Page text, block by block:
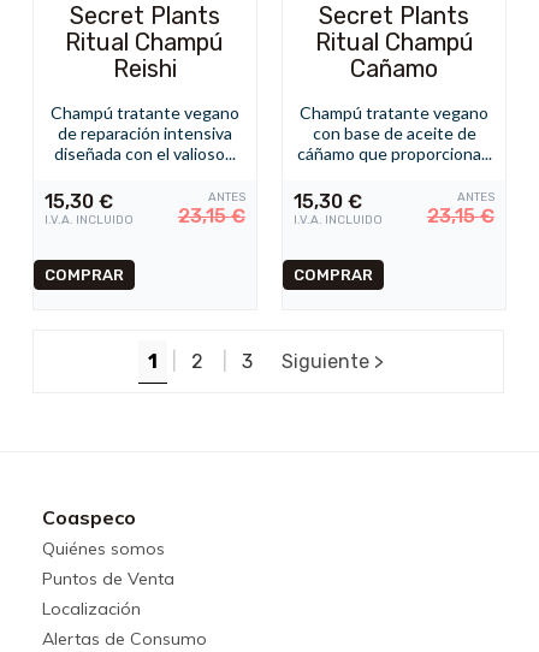
Secret Plants
Ritual Champú
Reishi
Champú tratante vegano
de reparación intensiva
diseñada con el valioso...
15,30€
I.V.A. INCLUIDO
ANTES
23,15€
Secret Plants
Ritual Champú
Cañamo
Champú tratante vegano
con base de aceite de
cáñamo que proporciona...
15,30€
I.V.A. INCLUIDO
ANTES
23,15€
1 2 3 Siguiente >
Coaspeco
Quiénes somos
Puntos de Venta
Localización
Alertas de Consumo